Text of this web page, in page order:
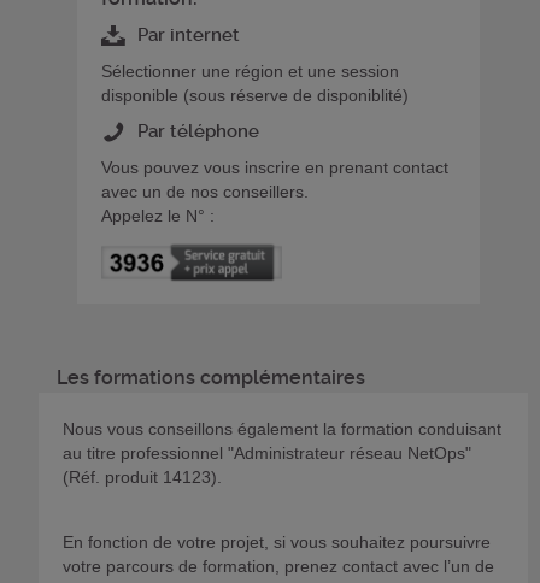
Par internet
Sélectionner une région et une session
disponible (sous réserve de disponiblité)
Par téléphone
Vous pouvez vous inscrire en prenant contact
avec un de nos conseillers.
Appelez le N° :
Les formations complémentaires
Nous vous conseillons également la formation conduisant
au titre professionnel "Administrateur réseau NetOps"
(Réf. produit 14123).
En fonction de votre projet, si vous souhaitez poursuivre
votre parcours de formation, prenez contact avec l’un de